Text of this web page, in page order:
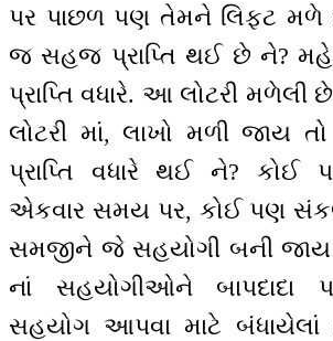
પર પાછળ પણ તેમને લિફ્ટ
જ સહજ પ્રાપ્તિ થઈ છે ને?
પ્રાપ્તિ વધારે. આ લોટરી મળેલી
લોટરી માં, લાખો મળી જાય
પ્રાપ્તિ વધારે થઈ ને? કોઈ
એકવાર સમય પર, કોઈ પણ
સમજીને જે સહયોગી બની
નાં સહયોગીઓને
સહયોગ આપવા માટે બંધાયેલાં